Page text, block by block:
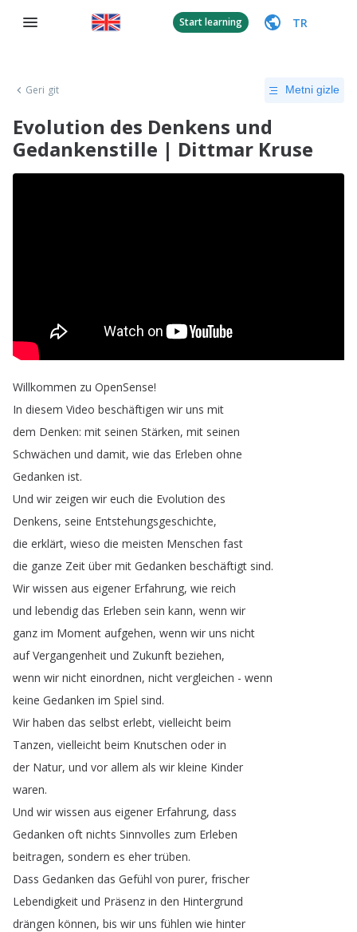
Start learning TR
Geri git Metni gizle
Evolution des Denkens und
Gedankenstille | Dittmar Kruse
Willkommen zu OpenSense!
In diesem Video beschäftigen wir uns mit
dem Denken: mit seinen Stärken, mit seinen
Schwächen und damit, wie das Erleben ohne
Gedanken ist.
Und wir zeigen wir euch die Evolution des
Denkens, seine Entstehungsgeschichte,
die erklärt, wieso die meisten Menschen fast
die ganze Zeit über mit Gedanken beschäftigt sind.
Wir wissen aus eigener Erfahrung, wie reich
und lebendig das Erleben sein kann, wenn wir
ganz im Moment aufgehen, wenn wir uns nicht
auf Vergangenheit und Zukunft beziehen,
wenn wir nicht einordnen, nicht vergleichen - wenn
keine Gedanken im Spiel sind.
Wir haben das selbst erlebt, vielleicht beim
Tanzen, vielleicht beim Knutschen oder in
der Natur, und vor allem als wir kleine Kinder
waren.
Und wir wissen aus eigener Erfahrung, dass
Gedanken oft nichts Sinnvolles zum Erleben
beitragen, sondern es eher trüben.
Dass Gedanken das Gefühl von purer, frischer
Lebendigkeit und Präsenz in den Hintergrund
drängen können, bis wir uns fühlen wie hinter